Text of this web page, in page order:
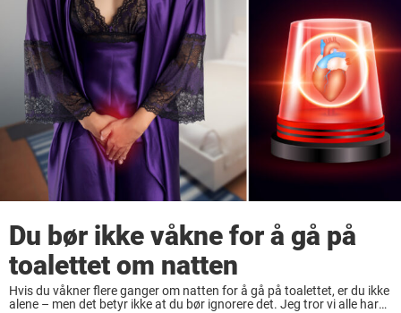
Du bør ikke våkne for å gå på
toalettet om natten
Hvis du våkner flere ganger om natten for å gå på toalettet, er du ikke
alene – men det betyr ikke at du bør ignorere det. Jeg tror vi alle har